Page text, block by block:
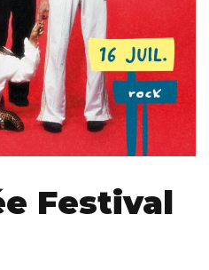
Festival